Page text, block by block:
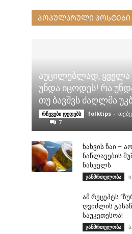
ᲞᲝᲞᲣᲚᲐᲠᲣᲚᲘ ᲞᲝᲡᲢᲔᲑᲘ
აუცილებლად, ყველა
უნდა იცოდეს! რა
თუ ბავშვს ძაღლმა
რჩევები დედებს folktips -
7
ხახვის ჩაი –
ნაწლავების
ნახველს
ჯანმრთელობა
ამ რეცეპტს
ღვიძლის
საუკეთესოა!
ჯანმრთელობა